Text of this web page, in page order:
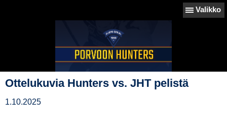
Valikko
Ottelukuvia Hunters vs. JHT pelistä
1.10.2025